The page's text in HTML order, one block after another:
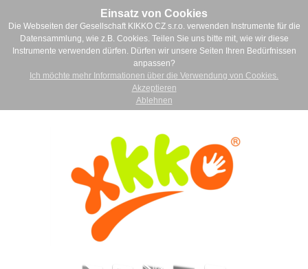
Einsatz von Cookies
Die Webseiten der Gesellschaft KIKKO CZ s.r.o. verwenden Instrumente für die
Datensammlung, wie z.B. Cookies. Teilen Sie uns bitte mit, wie wir diese
Instrumente verwenden dürfen. Dürfen wir unsere Seiten Ihren Bedürfnissen
anpassen?
Ich möchte mehr Informationen über die Verwendung von Cookies.
Akzeptieren
Ablehnen